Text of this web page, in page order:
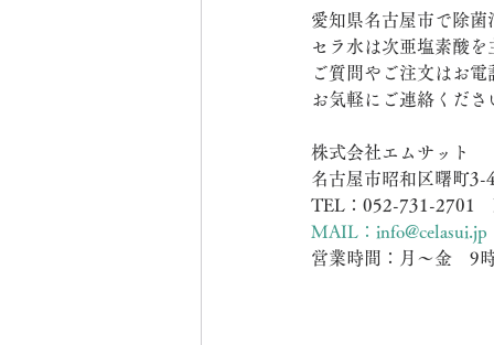
愛知県名古屋市で除
セラ水は次亜塩素酸
ご質問やご注文はお
お気軽にご連絡くださ
株式会社エムサット
名古屋市昭和区曙町3-
TEL：052-731-2701
MAIL：info@celasui.jp
営業時間：月～金　9